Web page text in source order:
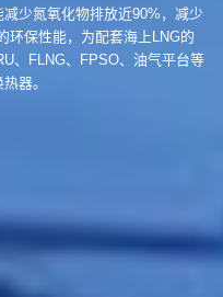
少氮氧化物排放近90%，减少
环保性能，为配套海上LNG的
、FLNG、FPSO、油气平台等
器。